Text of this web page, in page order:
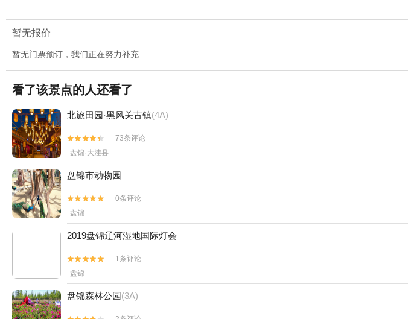
暂无报价
暂无门票预订，我们正在努力补充
看了该景点的人还看了
北旅田园·黑风关古镇(4A)


73条评论
盘锦·大洼县
盘锦市动物园


0条评论
盘锦
2019盘锦辽河湿地国际灯会


1条评论
盘锦
盘锦森林公园(3A)